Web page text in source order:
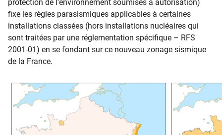
protection de l’environnement soumises à autorisation)
fixe les règles parasismiques applicables à certaines
installations classées (hors installations nucléaires qui
sont traitées par une réglementation spécifique – RFS
2001-01) en se fondant sur ce nouveau zonage sismique
de la France.